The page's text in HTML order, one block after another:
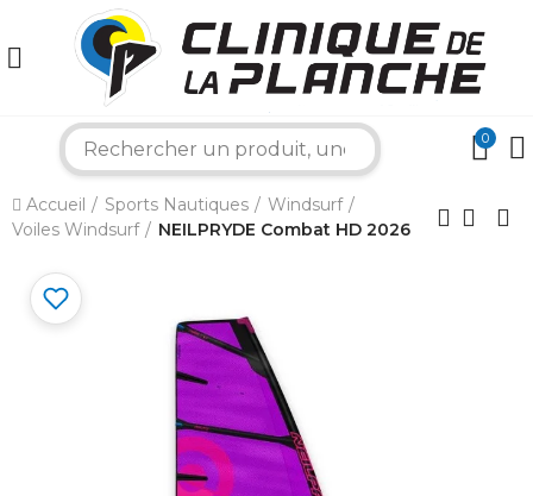
0
Accueil Sports Nautiques
Windsurf
Voiles Windsurf
NEILPRYDE Combat HD 2026